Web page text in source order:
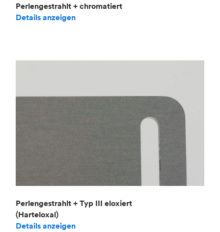
Perlengestrahlt + chromatiert
Details anzeigen
Perlengestrahlt + Typ III eloxiert
(Harteloxal)
Details anzeigen